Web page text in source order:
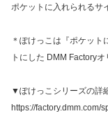
ポケットに入れられるサ
＊ぽけっこは『ポケッ
トにした DMM Factory
▼ぽけっこシリーズの詳
https://factory.dmm.com/